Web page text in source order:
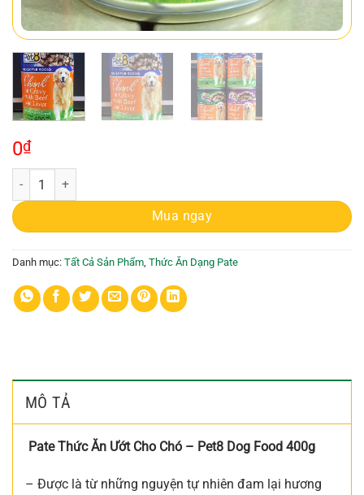
0₫
Pate Pet8 (CF12) - Chunk in Gravy with Beef and Liver 400g số lượng
Mua ngay
Danh mục: Tất Cả Sản Phẩm Thức Ăn Dạng Pate
MÔ TẢ
Pate Thức Ăn Ướt Cho Chó – Pet8 Dog Food 400g
– Được là từ những nguyện tự nhiên đam lại hương